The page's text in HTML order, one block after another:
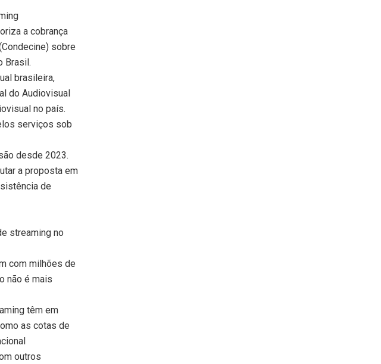
a cobrança
sobre
Brasil.
brasileira,
do Audiovisual
no país.
serviços sob
desde 2023.
a proposta em
de
streaming no
com milhões de
não é mais
têm em
as cotas de
outros